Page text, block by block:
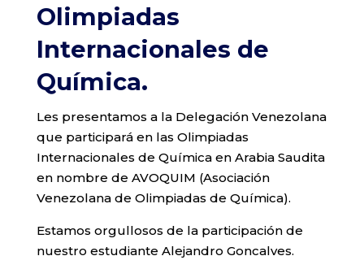
Olimpiadas
Internacionales de
Química.
Les presentamos a la Delegación Venezolana
que participará en las Olimpiadas
Internacionales de Química en Arabia Saudita
en nombre de AVOQUIM (Asociación
Venezolana de Olimpiadas de Química).
Estamos orgullosos de la participación de
nuestro estudiante Alejandro Goncalves.